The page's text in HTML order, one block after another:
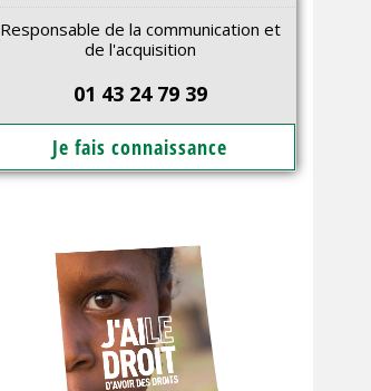
Responsable de la communication et
de l'acquisition
01 43 24 79 39
Je fais connaissance